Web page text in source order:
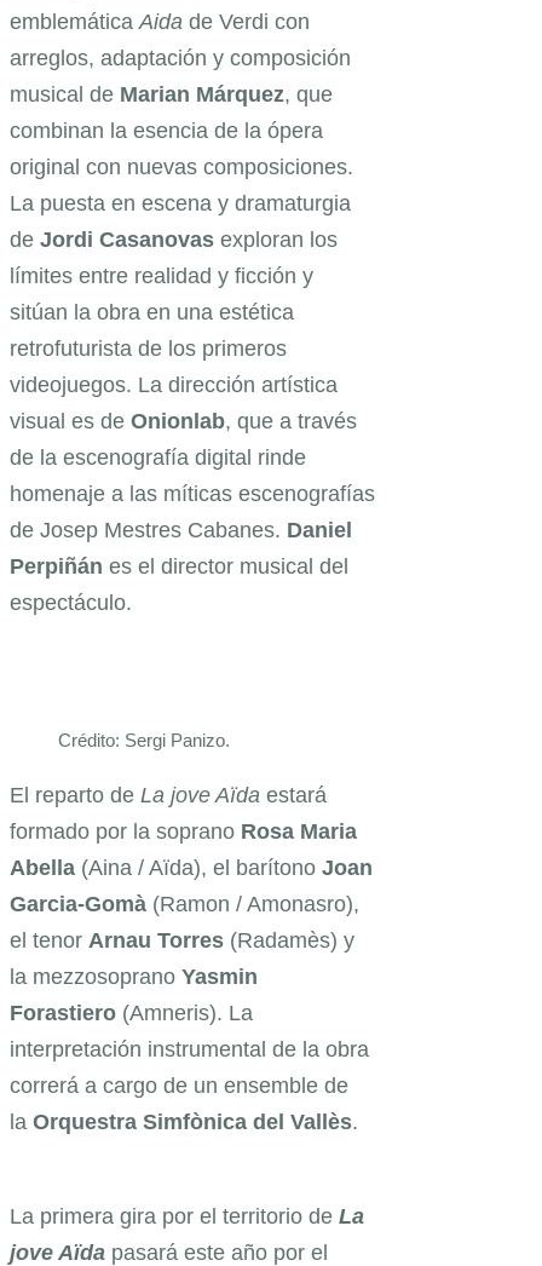
emblemáticaAida de Verdi con
arreglos, adaptación y composición
musical de Marian Márquez, que
combinan la esencia de la ópera
original con nuevas composiciones.
La puesta en escena y dramaturgia
de Jordi Casanovas exploran los
límites entre realidad y ficción y
sitúan la obra en una estética
retrofuturista de los primeros
videojuegos. La dirección artística
visual es de Onionlab, que a través
de la escenografía digital rinde
homenaje a las míticas escenografías
de Josep Mestres Cabanes. Daniel
Perpiñán es el director musical del
espectáculo.
Crédito: Sergi Panizo.
El reparto de La jove Aïda estará
formado por la soprano Rosa Maria
Abella (Aina / Aïda), el barítono Joan
Garcia-Gomà (Ramon / Amonasro),
el tenor Arnau Torres (Radamès) y
la mezzosoprano Yasmin
Forastiero (Amneris). La
interpretación instrumental de la obra
correrá a cargo de un ensemble de
la Orquestra Simfònica del Vallès.
La primera gira por el territorio de La
jove Aïda pasará este año por el